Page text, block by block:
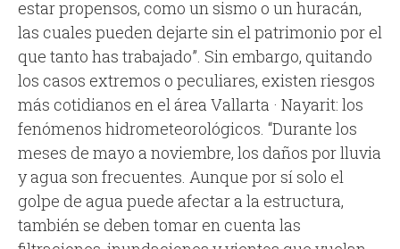
estar propensos, como un sismo o un huracán,
las cuales pueden dejarte sin el patrimonio por el
que tanto has trabajado”. Sin embargo, quitando
los casos extremos o peculiares, existen riesgos
más cotidianos en el área Vallarta · Nayarit: los
fenómenos hidrometeorológicos. “Durante los
meses de mayo a noviembre, los daños por lluvia
y agua son frecuentes. Aunque por sí solo el
golpe de agua puede afectar a la estructura,
también se deben tomar en cuenta las